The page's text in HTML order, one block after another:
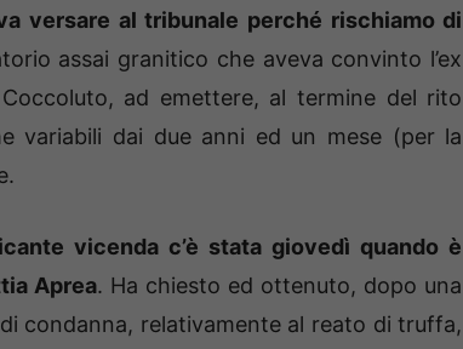
versare al tribunale perché rischiamo di
assai granitico che aveva convinto l’ex
ad emettere, al termine del rito
variabili dai due anni ed un mese (per la
vicenda c’è stata giovedì quando è
Aprea. Ha chiesto ed ottenuto, dopo una
condanna, relativamente al reato di truffa,